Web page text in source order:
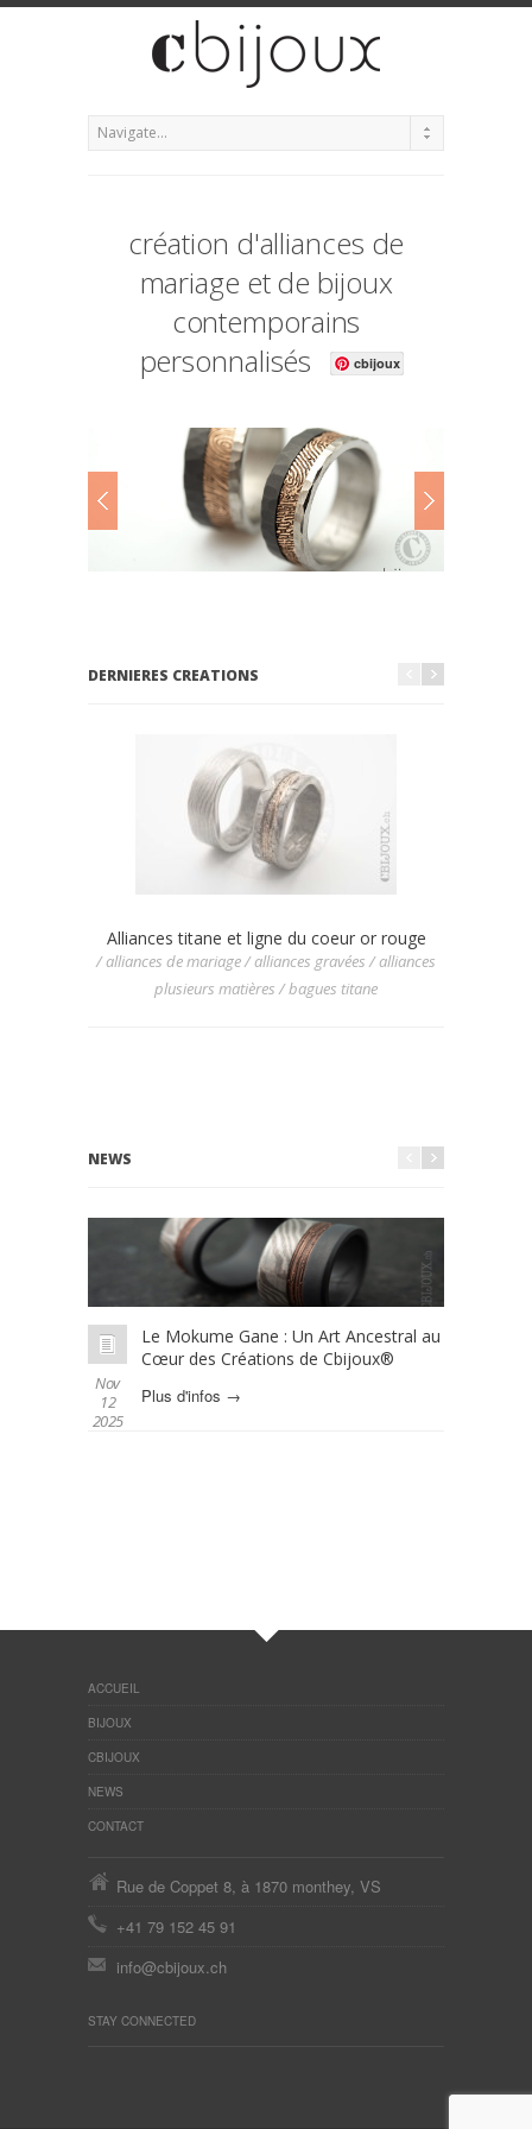
création d'alliances de
mariage et de bijoux
contemporains
personnalisés
cbijoux
DERNIERES CREATIONS
Alliances titane et ligne du coeur or rouge
/ alliances de mariage / alliances gravées / alliances
plusieurs matières / bagues titane
NEWS
Nov
12
2025
Le Mokume Gane : Un Art Ancestral au
Cœur des Créations de Cbijoux®
Plus d'infos →
ACCUEIL
BIJOUX
CBIJOUX
NEWS
CONTACT
Rue de Coppet 8, à 1870 monthey, VS
+41 79 152 45 91
info@cbijoux.ch
STAY CONNECTED